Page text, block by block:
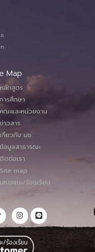
.
.
Map
กสูตร
การศึกษา
ณะและหน่วยงาน
ข่าวสาร
เกี่ยวกับ มช.
ข้อมูลสาธารณะ
ติดต่อเรา
Site map
เสนอแนะ/ร้องเรียน